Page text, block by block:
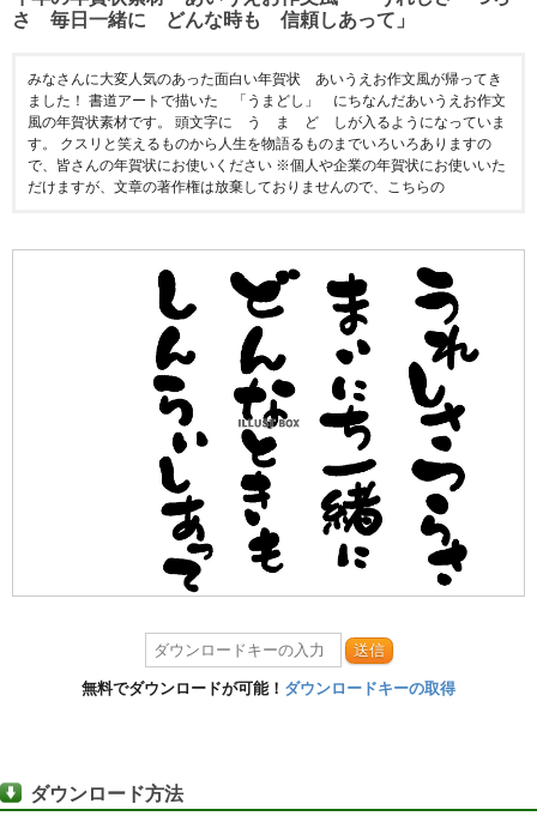
さ 毎日一緒に どんな時も 信頼しあって」
みなさんに大変人気のあった面白い年賀状 あいうえお作文風が帰ってき
ました！ 書道アートで描いた 「うまどし」 にちなんだあいうえお作文
風の年賀状素材です。 頭文字に う ま ど しが入るようになっていま
す。 クスリと笑えるものから人生を物語るものまでいろいろありますの
で、皆さんの年賀状にお使いください ※個人や企業の年賀状にお使いいた
だけますが、文章の著作権は放棄しておりませんので、こちらの
送信
無料でダウンロードが可能！ ダウンロードキーの取得
ダウンロード方法